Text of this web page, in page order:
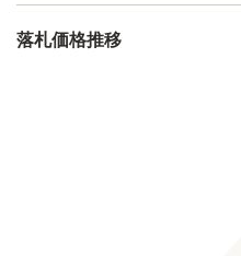
落札価格推移